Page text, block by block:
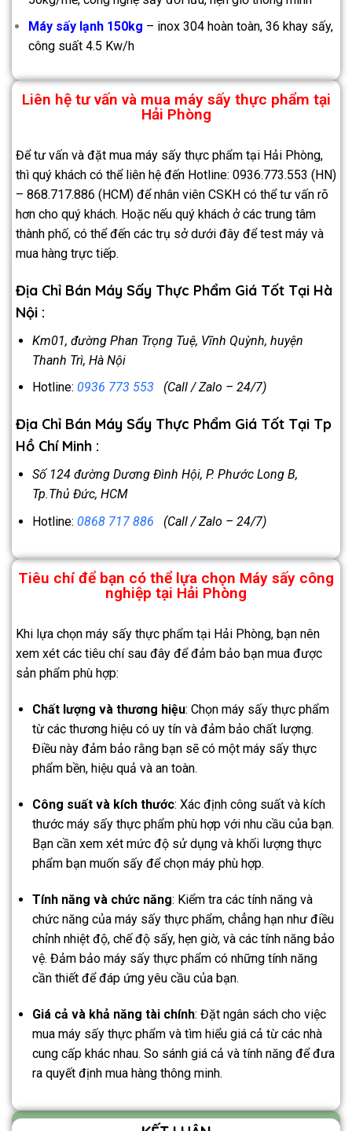
Máy sấy lạnh 150kg – inox 304 hoàn toàn, 36 khay sấy,
công suất 4.5 Kw/h
Liên hệ tư vấn và mua máy sấy thực phẩm tại
Hải Phòng
Để tư vấn và đặt mua máy sấy thực phẩm tại Hải Phòng,
thì quý khách có thể liên hệ đến Hotline: 0936.773.553 (HN)
– 868.717.886 (HCM) để nhân viên CSKH có thể tư vấn rõ
hơn cho quý khách. Hoặc nếu quý khách ở các trung tâm
thành phố, có thể đến các trụ sở dưới đây để test máy và
mua hàng trực tiếp.
Địa Chỉ Bán Máy Sấy Thực Phẩm Giá Tốt Tại Hà
Nội :
Km01, đường Phan Trọng Tuệ, Vĩnh Quỳnh, huyện
Thanh Trì, Hà Nội
Hotline: 0936 773 553(Call / Zalo – 24/7)
Địa Chỉ Bán Máy Sấy Thực Phẩm Giá Tốt Tại Tp
Hồ Chí Minh :
Số 124 đường Dương Đình Hội, P. Phước Long B,
Tp.Thủ Đức, HCM
Hotline: 0868 717 886 (Call / Zalo – 24/7)
Tiêu chí để bạn có thể lựa chọn Máy sấy công
nghiệp tại Hải Phòng
Khi lựa chọn máy sấy thực phẩm tại Hải Phòng, bạn nên
xem xét các tiêu chí sau đây để đảm bảo bạn mua được
sản phẩm phù hợp:
Chất lượng và thương hiệu: Chọn máy sấy thực phẩm
từ các thương hiệu có uy tín và đảm bảo chất lượng.
Điều này đảm bảo rằng bạn sẽ có một máy sấy thực
phẩm bền, hiệu quả và an toàn.
Công suất và kích thước: Xác định công suất và kích
thước máy sấy thực phẩm phù hợp với nhu cầu của bạn.
Bạn cần xem xét mức độ sử dụng và khối lượng thực
phẩm bạn muốn sấy để chọn máy phù hợp.
Tính năng và chức năng: Kiểm tra các tính năng và
chức năng của máy sấy thực phẩm, chẳng hạn như điều
chỉnh nhiệt độ, chế độ sấy, hẹn giờ, và các tính năng bảo
vệ. Đảm bảo máy sấy thực phẩm có những tính năng
cần thiết để đáp ứng yêu cầu của bạn.
Giá cả và khả năng tài chính: Đặt ngân sách cho việc
mua máy sấy thực phẩm và tìm hiểu giá cả từ các nhà
cung cấp khác nhau. So sánh giá cả và tính năng để đưa
ra quyết định mua hàng thông minh.